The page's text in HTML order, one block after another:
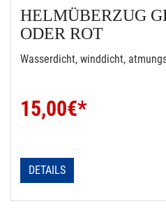
HELMÜBERZUG
ODER ROT
Wasserdicht, winddicht,
15,00€*
DETAILS